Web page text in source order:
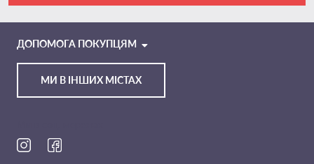
TELEGRAM
МИ В ІНШИХ МІСТАХ
ДОПОМОГА ПОКУПЦЯМ